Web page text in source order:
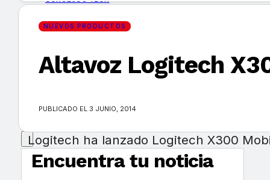
MERCADOS Y TENDENCIAS
EVENTOS
Encuentra tu noticia
NUEVOS PRODUCTOS
Altavoz Logitech
PUBLICADO EL 3 JUNIO, 2014
Logitech ha lanzado Logitech X300